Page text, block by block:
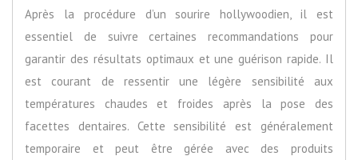
Après la procédure d’un sourire hollywoodien, il est
essentiel de suivre certaines recommandations pour
garantir des résultats optimaux et une guérison rapide. Il
est courant de ressentir une légère sensibilité aux
températures chaudes et froides après la pose des
facettes dentaires. Cette sensibilité est généralement
temporaire et peut être gérée avec des produits